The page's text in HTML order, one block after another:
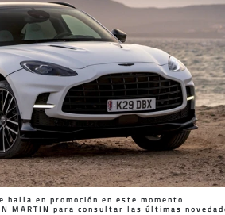
halla en promoción en este momento
MARTIN para consultar las últimas